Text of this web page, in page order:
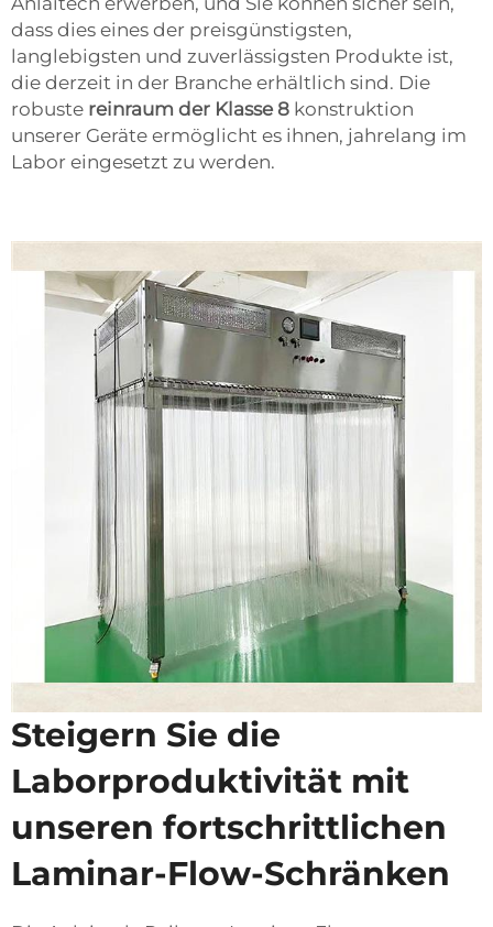
dass dies eines der preisgünstigsten,
langlebigsten und zuverlässigsten Produkte ist,
die derzeit in der Branche erhältlich sind. Die
robuste reinraum der Klasse 8 konstruktion
unserer Geräte ermöglicht es ihnen, jahrelang im
Labor eingesetzt zu werden.
Steigern Sie die
Laborproduktivität mit
unseren fortschrittlichen
Laminar-Flow-Schränken